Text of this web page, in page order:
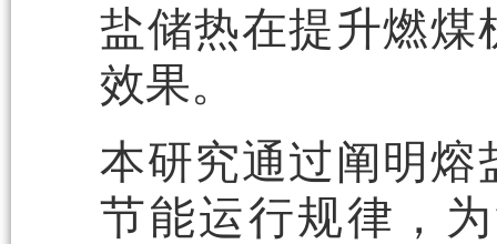
盐储热在提升燃煤
效果。
本研究通过阐明熔
节能运行规律，